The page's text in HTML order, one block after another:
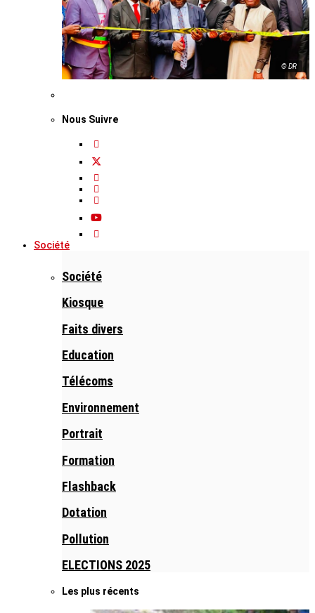
© DR
Nous Suivre
Société
Société
Kiosque
Faits divers
Education
Télécoms
Environnement
Portrait
Formation
Flashback
Dotation
Pollution
ELECTIONS 2025
Les plus récents